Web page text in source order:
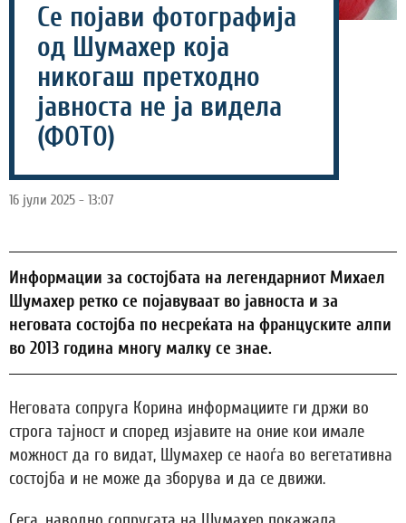
Се појави фотографија
од Шумахер која
никогаш претходно
јавноста не ја видела
(ФОТО)
16 јули 2025 - 13:07
Информации за состојбата на легендарниот Михаел
Шумахер ретко се појавуваат во јавноста и за
неговата состојба по несреќата на француските алпи
во 2013 година многу малку се знае.
Неговата сопруга Корина информациите ги држи во
строга тајност и според изјавите на оние кои имале
можност да го видат, Шумахер се наоѓа во вегетативна
состојба и не може да зборува и да се движи.